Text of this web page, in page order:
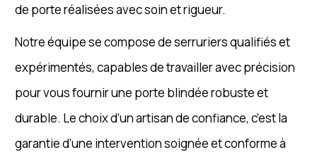
de porte réalisées avec soin et rigueur.
Notre équipe se compose de serruriers qualifiés et
expérimentés, capables de travailler avec précision
pour vous fournir une porte blindée robuste et
durable. Le choix d’un artisan de confiance, c’est la
garantie d’une intervention soignée et conforme à